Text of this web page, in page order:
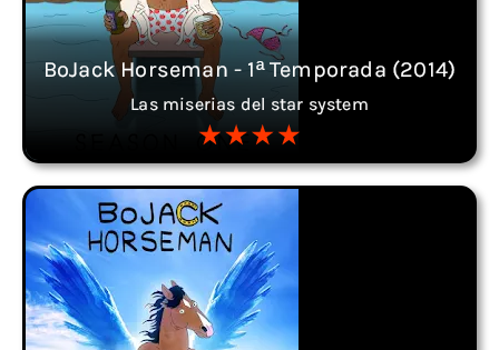
BoJack Horseman - 1ª Temporada (2014)
Las miserias del star system